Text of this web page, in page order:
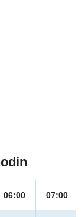
06:00 07:00